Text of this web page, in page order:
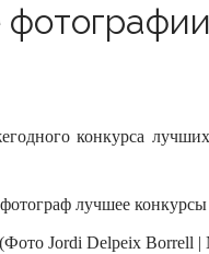
конкурса
Jordi Delpeix Borrell |